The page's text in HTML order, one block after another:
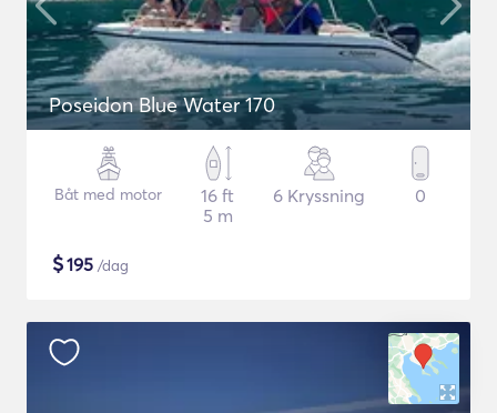
Poseidon Blue Water 170
Båt med motor
16 ft
5 m
6 Kryssning 0
$195 /dag